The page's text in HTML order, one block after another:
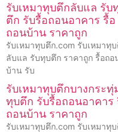
รับเหมาทุบตึกลับแล รับ
ตึก รับรื้อถอนอาคาร รื้อ
ถอนบ้าน ราคาถูก
รับเหมาทุบตึก.com รับเหมาทุ
ลับแล รับทุบตึก ราคาถูก รื้อถอ
บ้าน รับ
รับเหมาทุบตึกบางกระทุ่
ทุบตึก รับรื้อถอนอาคาร
ถอนบ้าน ราคาถูก
รับเหมาทุบตึก.com รับเหมาทุ